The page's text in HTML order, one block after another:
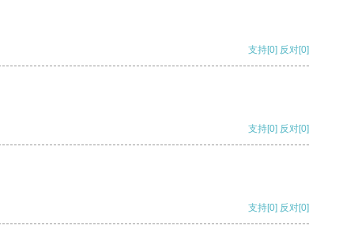
支持[0] 反对[0]
支持[0] 反对[0]
支持[0] 反对[0]